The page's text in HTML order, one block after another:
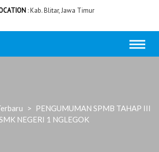
Kab. Blitar, Jawa Timur
>
PENGUMUMAN SPMB TAHAP III
NEGERI 1 NGLEGOK